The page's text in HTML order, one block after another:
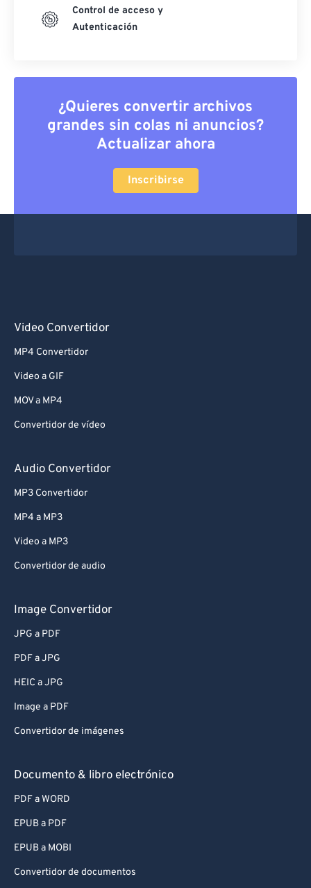
Control de acceso y
Autenticación
¿Quieres convertir archivos
grandes sin colas ni anuncios?
Actualizar ahora
Inscribirse
Video Convertidor
MP4 Convertidor
Video a GIF
MOV a MP4
Convertidor de vídeo
Audio Convertidor
MP3 Convertidor
MP4 a MP3
Video a MP3
Convertidor de audio
Image Convertidor
JPG a PDF
PDF a JPG
HEIC a JPG
Image a PDF
Convertidor de imágenes
Documento & libro electrónico
PDF a WORD
EPUB a PDF
EPUB a MOBI
Convertidor de documentos